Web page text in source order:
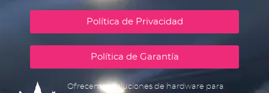
Política de Privacidad
Política de Garantía
Ofrecemos soluciones de hardware para